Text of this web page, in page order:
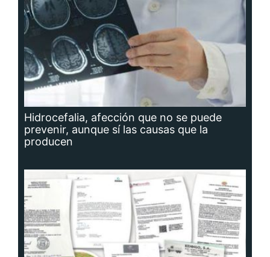
Hidrocefalia, afección que no se puede
prevenir, aunque sí las causas que la
producen